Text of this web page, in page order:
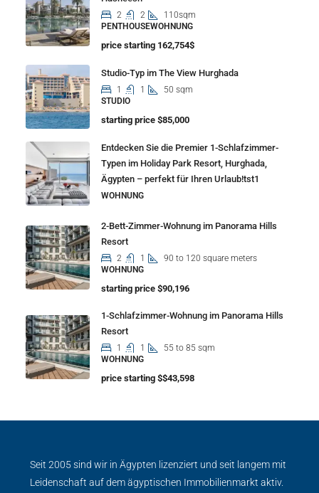
2 2
110sqm
PENTHOUSEWOHNUNG
price starting 162,754$
Studio-Typ im The View Hurghada
1 1
50 sqm
STUDIO
starting price $85,000
Entdecken Sie die Premier 1-Schlafzimmer-
Typen im Holiday Park Resort, Hurghada,
Ägypten – perfekt für Ihren Urlaub!tst1
WOHNUNG
2-Bett-Zimmer-Wohnung im Panorama Hills
Resort
2 1
90 to 120 square meters
WOHNUNG
starting price $90,196
1-Schlafzimmer-Wohnung im Panorama Hills
Resort
1 1
55 to 85 sqm
WOHNUNG
price starting $$43,598
Seit 2005 sind wir in Ägypten lizenziert und seit langem mit
Leidenschaft auf dem ägyptischen Immobilienmarkt aktiv.